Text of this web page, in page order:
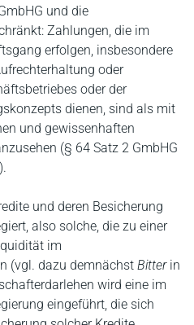
und die
Zahlungen, die im
erfolgen, insbesondere
oder
oder der
dienen, sind als mit
und gewissenhaften
(§ 64 Satz 2 GmbHG
und deren Besicherung
also solche, die zu einer
im
(vgl. dazu demnächst Bitterin
wird eine im
eingeführt, die sich